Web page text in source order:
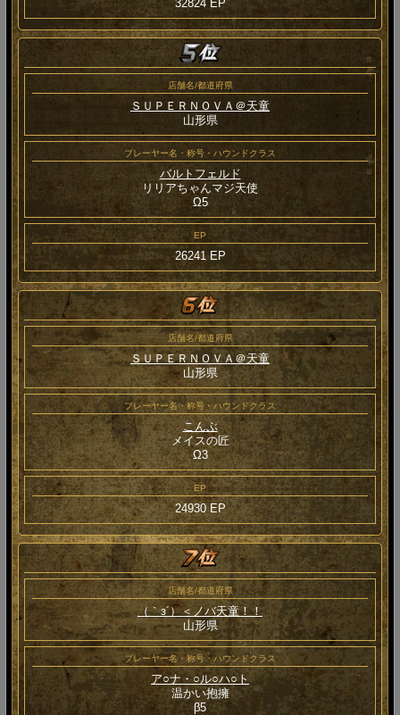
32824 EP
店舗名/都道府県
ＳＵＰＥＲＮＯＶＡ＠天童
山形県
プレーヤー名・称号・ハウンドクラス
バルトフェルド
リリアちゃんマジ天使
Ω5
EP
26241 EP
店舗名/都道府県
ＳＵＰＥＲＮＯＶＡ＠天童
山形県
プレーヤー名・称号・ハウンドクラス
こんぶ
メイスの匠
Ω3
EP
24930 EP
店舗名/都道府県
（｀з´）＜ノバ天童！！
山形県
プレーヤー名・称号・ハウンドクラス
ア○ナ・○ル○ハ○ト
温かい抱擁
β5